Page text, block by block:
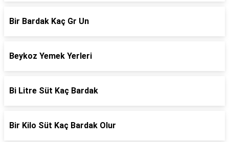
Bir Bardak Kaç Gr Un
Beykoz Yemek Yerleri
Bi Litre Süt Kaç Bardak
Bir Kilo Süt Kaç Bardak Olur